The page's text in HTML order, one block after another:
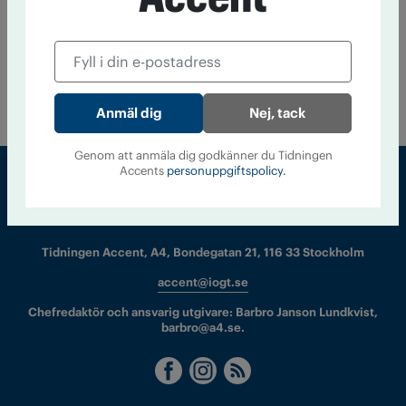
Studie: Supande ungdomar kan riskera depression
som vuxna
26 november 2010Tonåringar som dricker mycket verkar
utsätta sig själva för en större risk att få depressioner och …
Tidningen Accent, A4, Bondegatan 21, 116 33 Stockholm
accent@iogt.se
Chefredaktör och ansvarig utgivare: Barbro Janson Lundkvist,
barbro@a4.se.
Nej, tack
Genom att anmäla dig godkänner du Tidningen
Accents personuppgiftspolicy.